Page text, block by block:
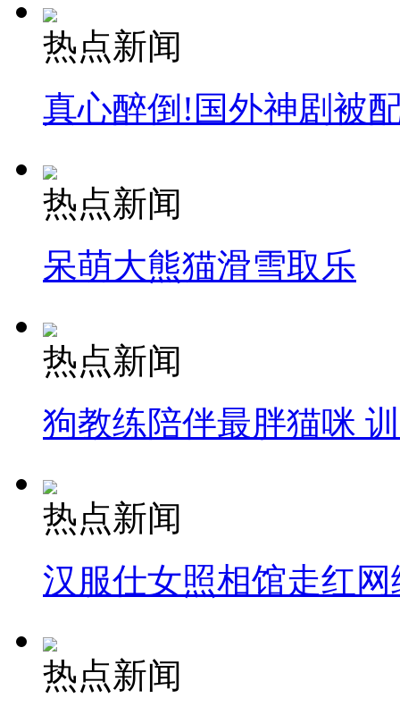
热点新闻
真心醉倒!国外神剧被
热点新闻
呆萌大熊猫滑雪取乐
热点新闻
狗教练陪伴最胖猫咪
热点新闻
汉服仕女照相馆走红网
热点新闻